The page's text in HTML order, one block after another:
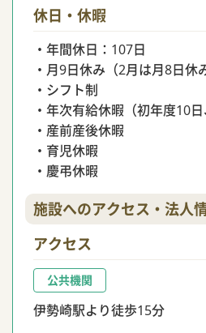
休日・休暇
・年間休日：107日
・月9日休み（2月は月8日休み
・シフト制
・年次有給休暇（初年度10日
・産前産後休暇
・育児休暇
・慶弔休暇
施設へのアクセス・法人
アクセス
公共機関
伊勢崎駅より徒歩15分